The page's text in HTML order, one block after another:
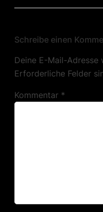
Schreibe einen
Deine E-Mail-
Erforderliche Felder
Kommentar *